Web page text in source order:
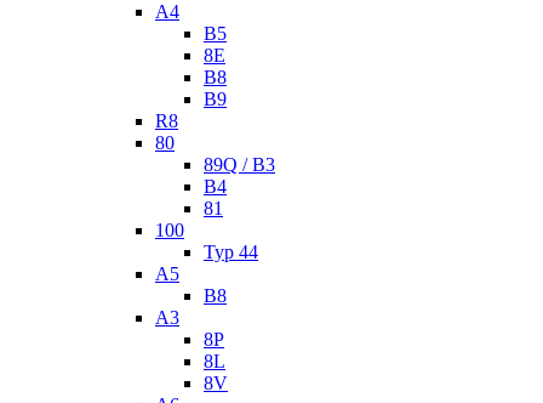
A4
B5
8E
B8
B9
R8
80
89Q / B3
B4
81
100
Typ 44
A5
B8
A3
8P
8L
8V